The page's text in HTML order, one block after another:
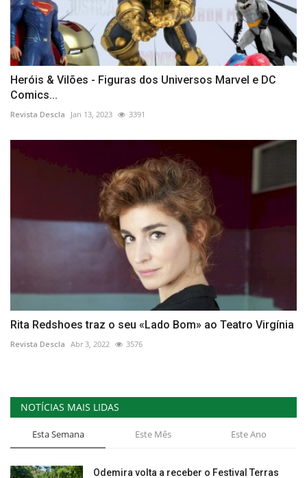
Heróis & Vilões - Figuras dos Universos Marvel e DC
Comics...
Revista Descla Jan 13, 2023 3391
Rita Redshoes traz o seu «Lado Bom» ao Teatro Virgínia
Revista Descla Abr 3, 2022 3576
NOTÍCIAS MAIS LIDAS
Esta Semana Este Mês Este Ano
Odemira volta a receber o Festival Terras